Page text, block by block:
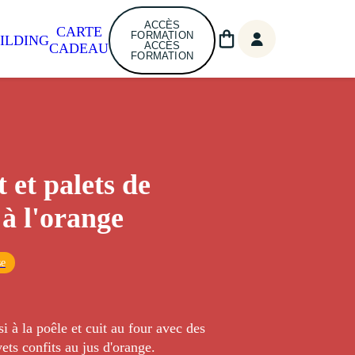
CARTE
CADEAU
ACCÈS
FORMATION
ACCÈS
FORMATION
et palets de
l'orange
à la poêle et cuit au four avec des
confits au jus d'orange.